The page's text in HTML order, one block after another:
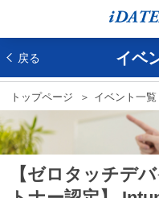
戻る イベ
トップページ イベント一覧
【ゼロタッチデ